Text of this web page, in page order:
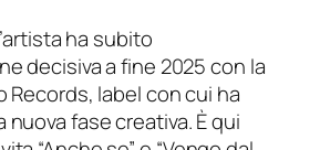
ha subito
decisiva a fine 2025 con la
Records, label con cui ha
fase creativa. È qui